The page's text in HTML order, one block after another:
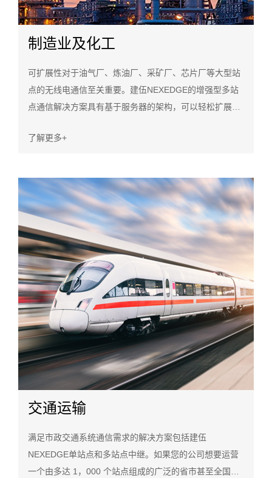
制造业及化工
可扩展性对于油气厂、炼油厂、采矿厂、芯片厂等大型站
点的无线电通信至关重要。建伍NEXEDGE的增强型多站
点通信解决方案具有基于服务器的架构，可以轻松扩展此
性，分散在全国各地的大量用户可以使用同一网络上的多
了解更多+
交通运输
满足市政交通系统通信需求的解决方案包括建伍
NEXEDGE单站点和多站点中继。如果您的公司想要运营
一个由多达 1，000 个站点组成的广泛的省市甚至全国性